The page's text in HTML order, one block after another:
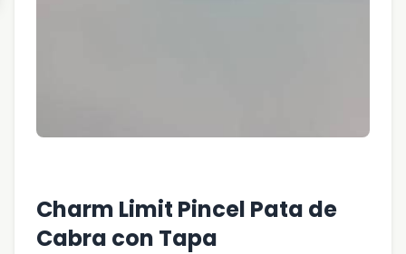
Charm Limit Pincel Pata de
Cabra con Tapa